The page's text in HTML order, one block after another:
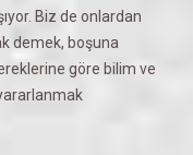
Biz de onlardan
demek, boşuna
göre bilim ve